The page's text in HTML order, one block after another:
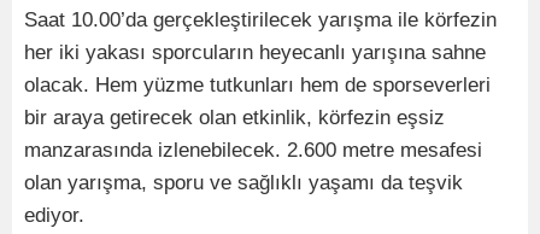
Saat 10.00’da gerçekleştirilecek yarışma ile körfezin
her iki yakası sporcuların heyecanlı yarışına sahne
olacak. Hem yüzme tutkunları hem de sporseverleri
bir araya getirecek olan etkinlik, körfezin eşsiz
manzarasında izlenebilecek. 2.600 metre mesafesi
olan yarışma, sporu ve sağlıklı yaşamı da teşvik
ediyor.